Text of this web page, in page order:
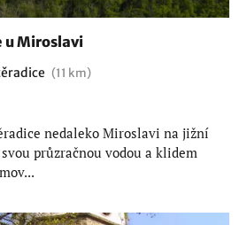
u Miroslavi
(11 km)
nedaleko Miroslavi na jižní
průzračnou vodou a klidem